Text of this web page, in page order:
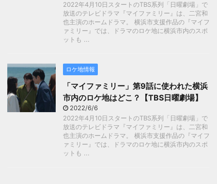
2022年4月10日スタートのTBS系列「日曜劇場」で
放送のテレビドラマ『マイファミリー』は、二宮和
也主演のホームドラマ。 横浜市支援作品の『マイフ
ァミリー』では、ドラマのロケ地に横浜市内のスポ
ットも ...
ロケ地情報
「マイファミリー」第9話に使われた横浜
市内のロケ地はどこ？【TBS日曜劇場】
2022/6/6
2022年4月10日スタートのTBS系列「日曜劇場」で
放送のテレビドラマ『マイファミリー』は、二宮和
也主演のホームドラマ。 横浜市支援作品の『マイフ
ァミリー』では、ドラマのロケ地に横浜市内のスポ
ットも ...